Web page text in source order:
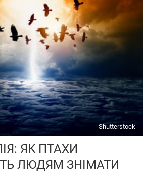
Shutterstock
ЯК ПТАХИ
ЛЮДЯМ ЗНІМАТИ